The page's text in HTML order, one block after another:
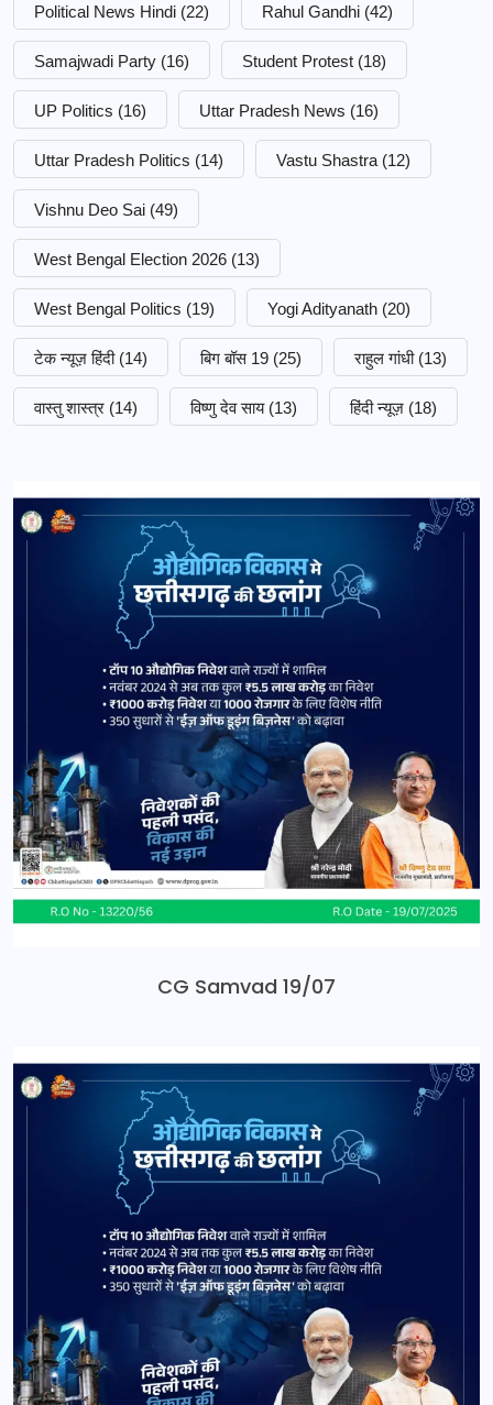
Political News Hindi (22) Rahul Gandhi (42)
Samajwadi Party (16) Student Protest (18)
UP Politics (16) Uttar Pradesh News (16)
Uttar Pradesh Politics (14) Vastu Shastra (12)
Vishnu Deo Sai (49)
West Bengal Election 2026 (13)
West Bengal Politics (19) Yogi Adityanath (20)
टेक न्यूज़ हिंदी (14) बिग बॉस 19 (25) राहुल गांधी (13)
वास्तु शास्त्र (14) विष्णु देव साय (13) हिंदी न्यूज़ (18)
CG Samvad 19/07